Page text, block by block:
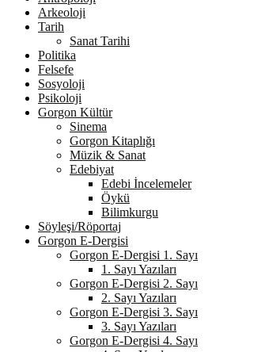
Arkeoloji
Tarih
Sanat Tarihi
Politika
Felsefe
Sosyoloji
Psikoloji
Gorgon Kültür
Sinema
Gorgon Kitaplığı
Müzik & Sanat
Edebiyat
Edebi İncelemeler
Öykü
Bilimkurgu
Söyleşi/Röportaj
Gorgon E-Dergisi
Gorgon E-Dergisi 1. Sayı
1. Sayı Yazıları
Gorgon E-Dergisi 2. Sayı
2. Sayı Yazıları
Gorgon E-Dergisi 3. Sayı
3. Sayı Yazıları
Gorgon E-Dergisi 4. Sayı